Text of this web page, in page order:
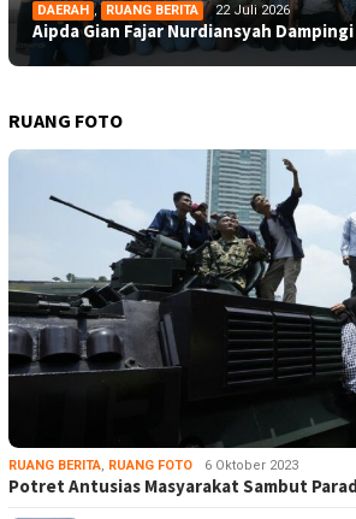
DAERAH , RUANG BERITA 22 Juli 2026
Aipda Gian Fajar Nurdiansyah
RUANG FOTO
RUANG BERITA, RUANG FOTO 6 Oktober 2023
Potret Antusias Masyarakat Sambut